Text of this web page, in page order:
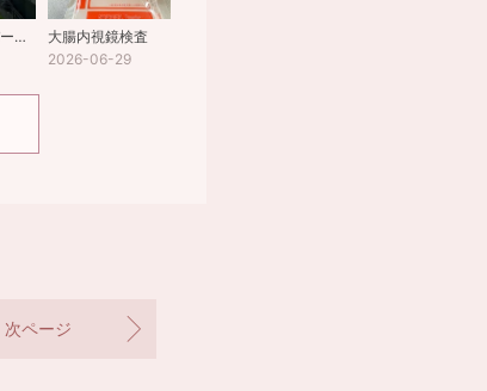
受診 リムパーザ701日目
大腸内視鏡検査
2026-06-29
次ページ